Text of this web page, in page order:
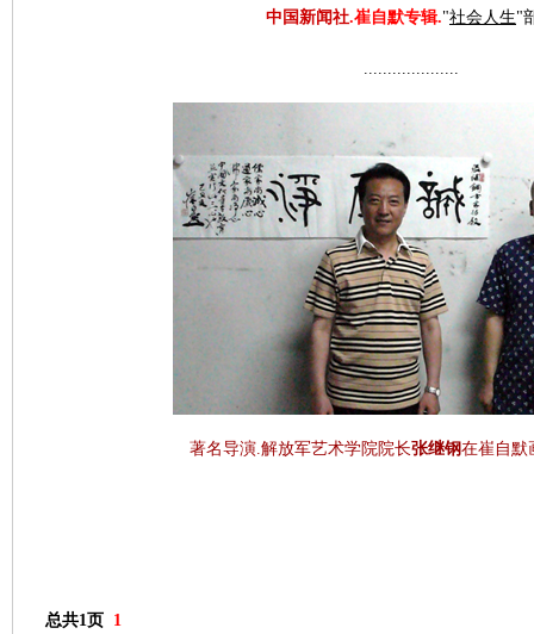
中国新闻社.崔自默专辑."社会人生"
....................
著名导演.解放军艺术学院院长张继钢在崔自默
总共1页 1